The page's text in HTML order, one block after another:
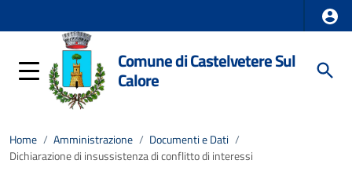
Comune di Castelvetere Sul
Calore
Home / Amministrazione / Documenti e Dati /
Dichiarazione di insussistenza di conflitto di interessi